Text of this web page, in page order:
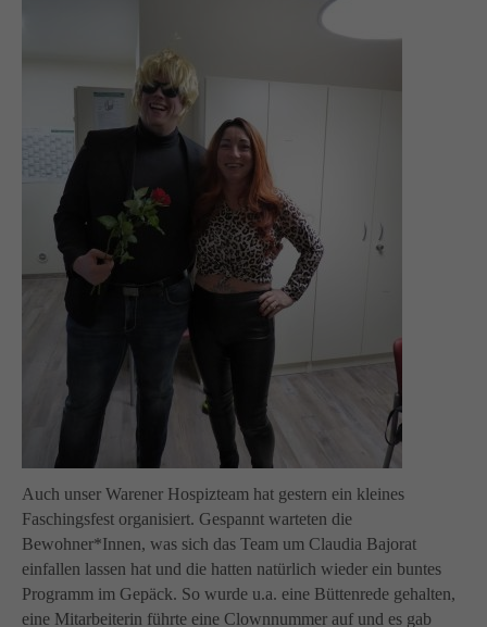
About us
Lorem ipsum dolor sit amet, consectetuer adipiscing
Aenean commodo ligula eget dolor. Aenean massa.
Cum sociis natoque penatibus et magnis dis parturient
montes, nascetur ridiculus mus. Donec quam felis,
ultricies nec.
Auch unser Warener Hospizteam hat gestern ein kleines
Faschingsfest organisiert. Gespannt warteten die
Bewohner*Innen, was sich das Team um Claudia Bajorat
einfallen lassen hat und die hatten natürlich wieder ein buntes
Programm im Gepäck. So wurde u.a. eine Büttenrede gehalten,
eine Mitarbeiterin führte eine Clownnummer auf und es gab